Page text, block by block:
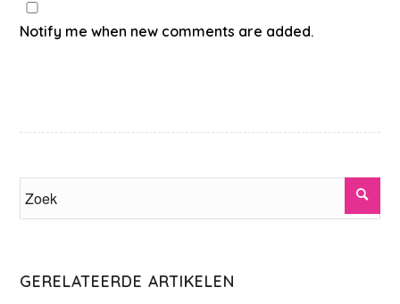
Notify me when new comments are added.
GERELATEERDE ARTIKELEN